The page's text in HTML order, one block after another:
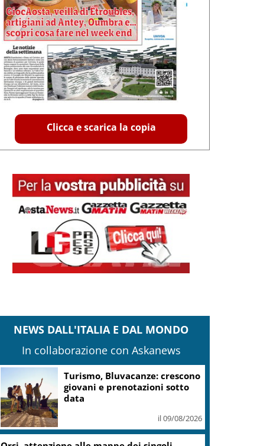
Clicca e scarica la copia
NEWS DALL'ITALIA E DAL MONDO
In collaborazione con Askanews
Zelensky: Stiamo lavorando su
nostra balistica anche con
Leonardo
il 08/08/2026